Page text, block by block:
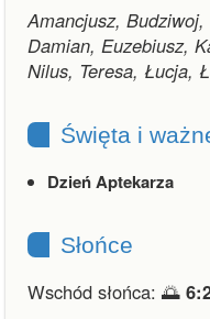
Amancjusz,
Damian, Euzebiusz,
Nilus, Teresa, Łucja,
Święta i
Dzień Aptekarza
Słońce
Wschód słońca: 🌅